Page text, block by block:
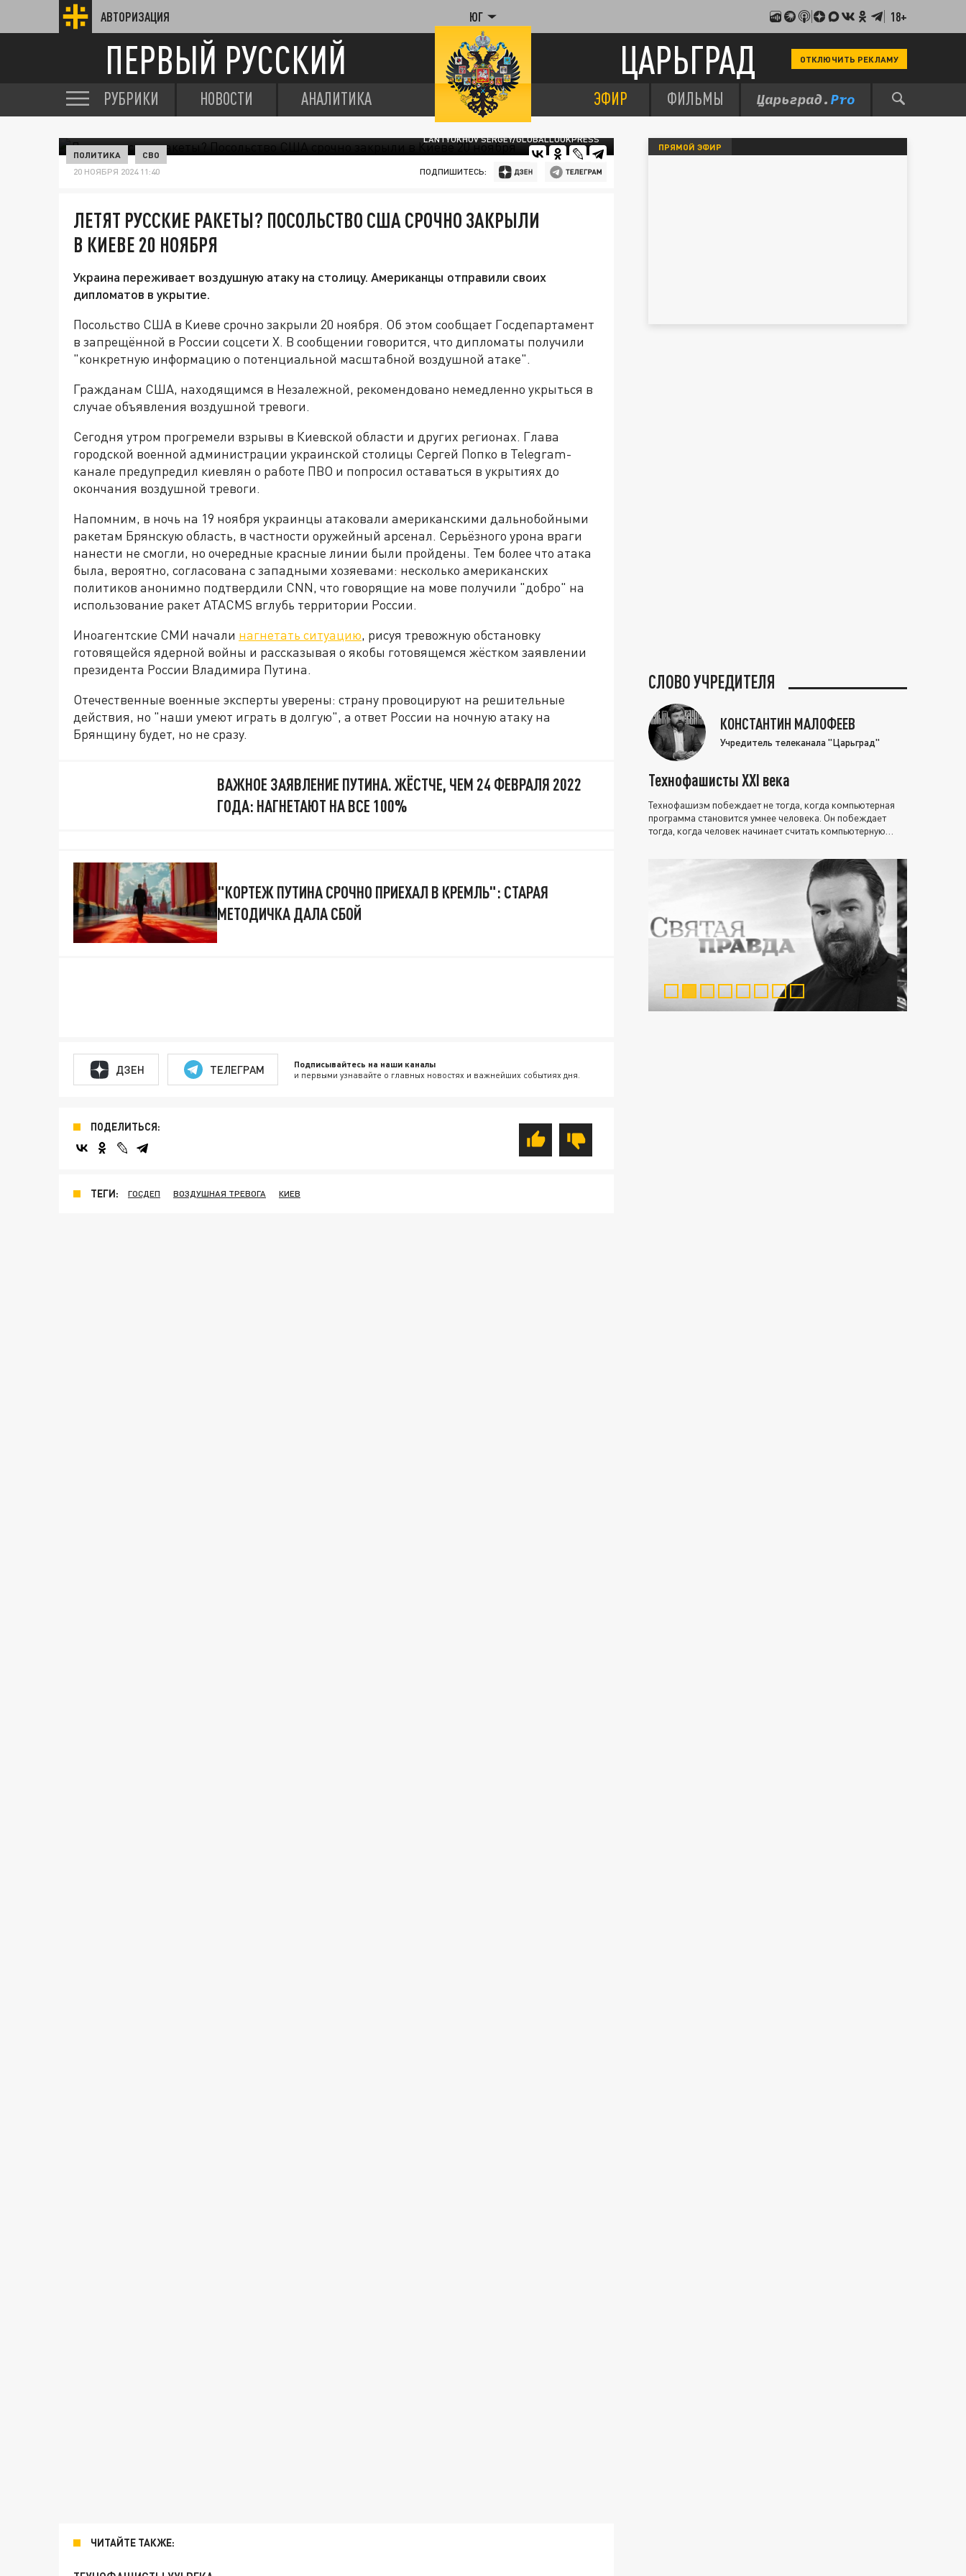
АВТОРИЗАЦИЯ ЮГ 18+
ПЕРВЫЙ РУССКИЙ ЦАРЬГРАД ОТКЛЮЧИТЬ РЕКЛАМУ
РУБРИКИ НОВОСТИ АНАЛИТИКА ЭФИР ФИЛЬМЫ
LANTYUKHOV SERGEY/GLOBALLOOKPRESS
ПОЛИТИКА СВО
20 НОЯБРЯ 2024 11:40 ПОДПИШИТЕСЬ:
ЛЕТЯТ РУССКИЕ РАКЕТЫ? ПОСОЛЬСТВО США СРОЧНО ЗАКРЫЛИ
В КИЕВЕ 20 НОЯБРЯ
Украина переживает воздушную атаку на столицу. Американцы отправили своих
дипломатов в укрытие.
Посольство США в Киеве срочно закрыли 20 ноября. Об этом сообщает Госдепартамент
в запрещённой в России соцсети Х. В сообщении говорится, что дипломаты получили
"конкретную информацию о потенциальной масштабной воздушной атаке".
Гражданам США, находящимся в Незалежной, рекомендовано немедленно укрыться в
случае объявления воздушной тревоги.
Сегодня утром прогремели взрывы в Киевской области и других регионах. Глава
городской военной администрации украинской столицы Сергей Попко в Telegram-
канале предупредил киевлян о работе ПВО и попросил оставаться в укрытиях до
окончания воздушной тревоги.
Напомним, в ночь на 19 ноября украинцы атаковали американскими дальнобойными
ракетам Брянскую область, в частности оружейный арсенал. Серьёзного урона враги
нанести не смогли, но очередные красные линии были пройдены. Тем более что атака
была, вероятно, согласована с западными хозяевами: несколько американских
политиков анонимно подтвердили CNN, что говорящие на мове получили "добро" на
использование ракет ATACMS вглубь территории России.
Иноагентские СМИ начали нагнетать ситуацию, рисуя тревожную обстановку
готовящейся ядерной войны и рассказывая о якобы готовящемся жёстком заявлении
президента России Владимира Путина.
Отечественные военные эксперты уверены: страну провоцируют на решительные
действия, но "наши умеют играть в долгую", а ответ России на ночную атаку на
Брянщину будет, но не сразу.
ВАЖНОЕ ЗАЯВЛЕНИЕ ПУТИНА. ЖЁСТЧЕ, ЧЕМ 24 ФЕВРАЛЯ 2022
ГОДА: НАГНЕТАЮТ НА ВСЕ 100%
"КОРТЕЖ ПУТИНА СРОЧНО ПРИЕХАЛ В КРЕМЛЬ": СТАРАЯ
МЕТОДИЧКА ДАЛА СБОЙ
ДЗЕН ТЕЛЕГРАМ Подписывайтесь на наши каналы
и первыми узнавайте о главных новостях и важнейших событиях дня.
ПОДЕЛИТЬСЯ:
ТЕГИ: ГОСДЕП ВОЗДУШНАЯ ТРЕВОГА КИЕВ
ЧИТАЙТЕ ТАКЖЕ:
ПРЯМОЙ ЭФИР
СЛОВО УЧРЕДИТЕЛЯ
КОНСТАНТИН МАЛОФЕЕВ
Учредитель телеканала "Царьград"
Технофашисты XXI века
Технофашизм побеждает не тогда, когда компьютерная
программа становится умнее человека. Он побеждает
тогда, когда человек начинает считать компьютерную